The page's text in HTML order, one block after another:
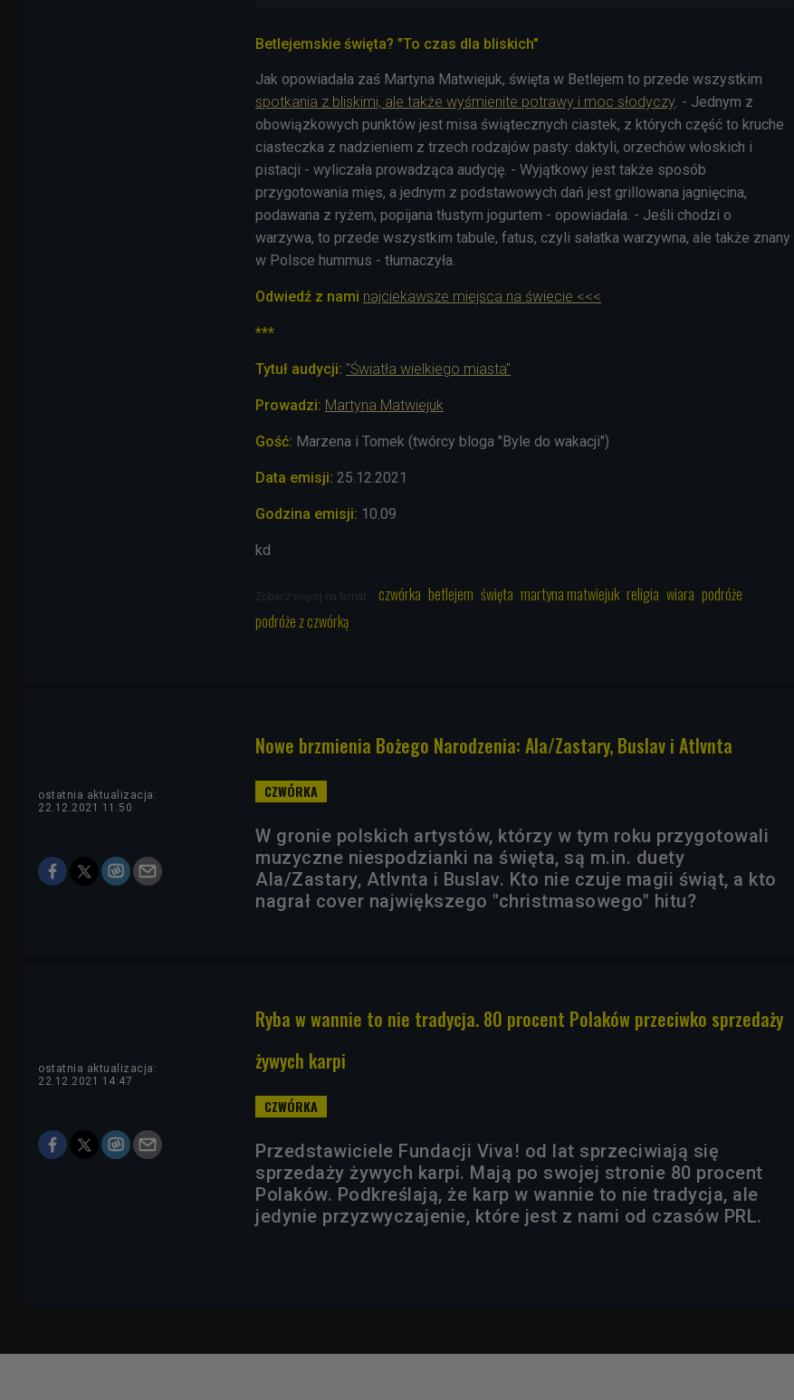
Betlejemskie święta? "To czas dla bliskich"
Jak opowiadała zaś Martyna Matwiejuk, święta w Betlejem to przede wszystkim
spotkania z bliskimi, ale także wyśmienite potrawy i moc słodyczy. - Jednym z
obowiązkowych punktów jest misa świątecznych ciastek, z których część to kruche
ciasteczka z nadzieniem z trzech rodzajów pasty: daktyli, orzechów włoskich i
pistacji - wyliczała prowadząca audycję. - Wyjątkowy jest także sposób
przygotowania mięs, a jednym z podstawowych dań jest grillowana jagnięcina,
podawana z ryżem, popijana tłustym jogurtem - opowiadała. - Jeśli chodzi o
warzywa, to przede wszystkim tabule, fatus, czyli sałatka warzywna, ale także znany
w Polsce hummus - tłumaczyła.
Odwiedź z nami najciekawsze miejsca na świecie <<<
***
Tytuł audycji: "Światła wielkiego miasta"
Prowadzi: Martyna Matwiejuk
Gość: Marzena i Tomek (twórcy bloga "Byle do wakacji")
Data emisji: 25.12.2021
Godzina emisji: 10.09
kd
Zobacz więcej na temat: czwórka betlejem święta martyna matwiejuk religia wiara podróże
podróże z czwórką
Nowe brzmienia Bożego Narodzenia: Ala/Zastary, Buslav i Atlvnta
ostatnia aktualizacja:
22.12.2021 11:50
W gronie polskich artystów, którzy w tym roku przygotowali
muzyczne niespodzianki na święta, są m.in. duety
Ala/Zastary, Atlvnta i Buslav. Kto nie czuje magii świąt, a kto
nagrał cover największego "christmasowego" hitu?
Ryba w wannie to nie tradycja. 80 procent Polaków przeciwko sprzedaży
żywych karpi
ostatnia aktualizacja:
22.12.2021 14:47
Przedstawiciele Fundacji Viva! od lat sprzeciwiają się
sprzedaży żywych karpi. Mają po swojej stronie 80 procent
Polaków. Podkreślają, że karp w wannie to nie tradycja, ale
jedynie przyzwyczajenie, które jest z nami od czasów PRL.